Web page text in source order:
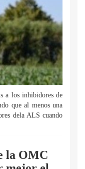
a los inhibidores de
que al menos una
dela ALS cuando
la OMC